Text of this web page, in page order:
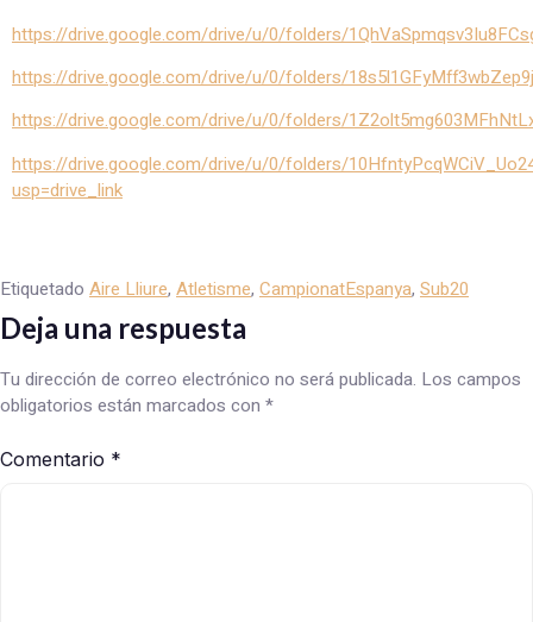
https://drive.google.com/drive/u/0/folders/
https://drive.google.com/drive/u/0/folders/
https://drive.google.com/drive/u/0/folders/
https://drive.google.com/drive/u/0/folders/
usp=drive_link
Etiquetado Aire Lliure, Atletisme, CampionatEspanya, Sub20
Deja una respuesta
Tu dirección de correo electrónico no será publicada. Los campos
obligatorios están marcados con *
Comentario *